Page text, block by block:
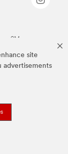
site
advertisements
3M.we